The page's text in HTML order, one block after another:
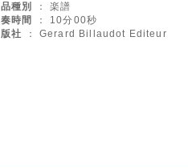
種別
： 楽譜
時間
： 10分00秒
社
： Gerard Billaudot Editeur